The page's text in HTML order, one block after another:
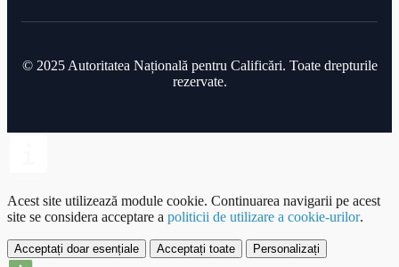
© 2025 Autoritatea Națională pentru Calificări. Toate drepturile
rezervate.
Acest site utilizează module cookie. Continuarea navigarii pe acest
site se considera acceptare a politicii de utilizare a cookie-urilor.
Acceptați doar esențiale Acceptați toate Personalizați